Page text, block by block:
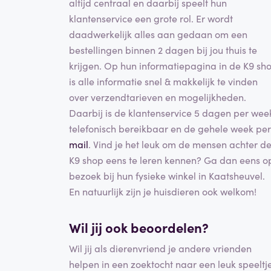
altijd centraal en daarbij speelt hun
klantenservice een grote rol. Er wordt
daadwerkelijk alles aan gedaan om een
bestellingen binnen 2 dagen bij jou thuis te
krijgen. Op hun informatiepagina in de K9
is alle informatie snel & makkelijk te vinden
over verzendtarieven en mogelijkheden.
Daarbij is de klantenservice 5 dagen per
telefonisch bereikbaar en de gehele week per
mail. Vind je het leuk om de mensen achter de
K9 shop eens te leren kennen? Ga dan eens
bezoek bij hun fysieke winkel in Kaatsheuvel.
En natuurlijk zijn je huisdieren ook welkom!
Wil jij ook beoordelen?
Wil jij als dierenvriend je andere vrienden
helpen in een zoektocht naar een leuk